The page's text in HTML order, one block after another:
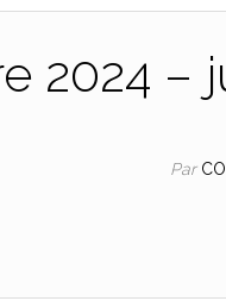
2024 –
Par